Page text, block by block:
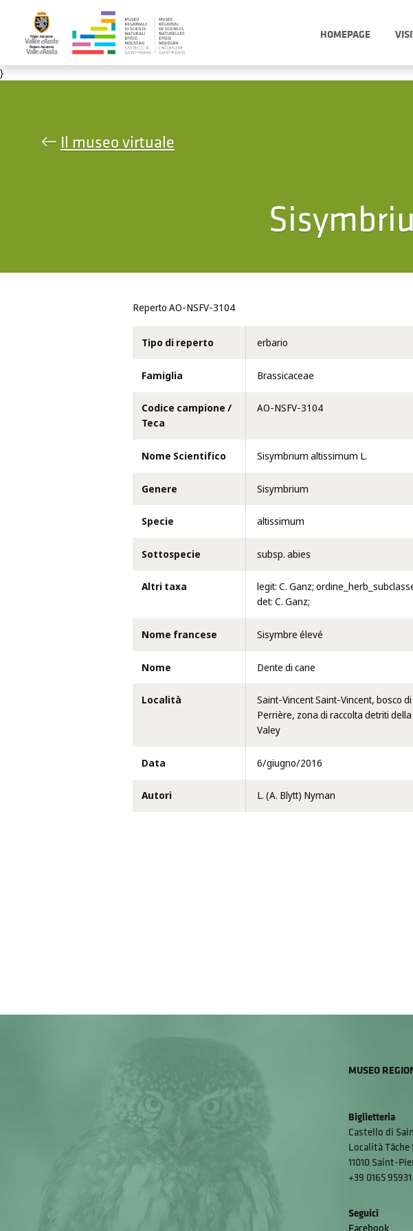
HOMEPAGE
}
Il museo virtuale
Reperto AO-NSFV-3104
Tipo di reperto erbario
Famiglia Brassicaceae
Codice campione /
Teca
AO-NSFV-3104
Nome Scientifico Sisymbrium altissimum L.
Genere Sisymbrium
Specie altissimum
Sottospecie subsp. abies
Altri taxa
legit: C. Ganz;
det: C. Ganz;
Nome francese Sisymbre élevé
Nome Dente di cane
Località
Saint-Vincent Saint-Vincent, bosco
Perrière, zona di raccolta detriti
Valey
Data 6/giugno/2016
Autori L. (A. Blytt) Nyman
MUSEO
Biglietteria
Castello di
Località Tâche
11010 Saint-
+39 0165 95931
Seguici